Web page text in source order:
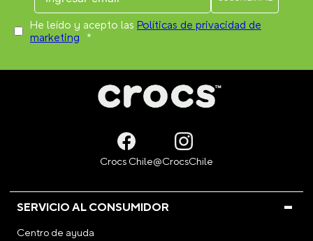
He leído y acepto las Políticas de privacidad de
marketing *
SERVICIO AL CONSUMIDOR
Centro de ayuda